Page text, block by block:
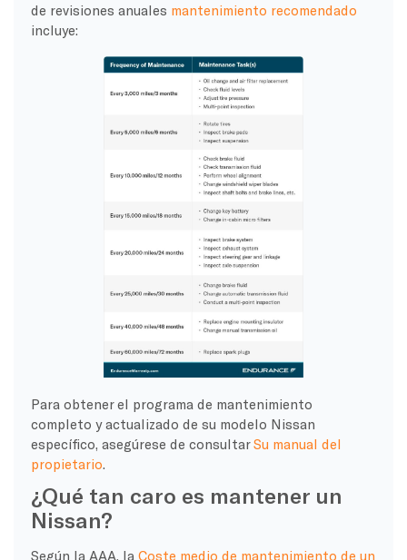
de revisiones anuales mantenimiento recomendado
incluye:
Para obtener el programa de mantenimiento
completo y actualizado de su modelo Nissan
específico, asegúrese de consultarSu manual del
propietario.
¿Qué tan caro es mantener un
Nissan?
Según la AAA, la Coste medio de mantenimiento de un